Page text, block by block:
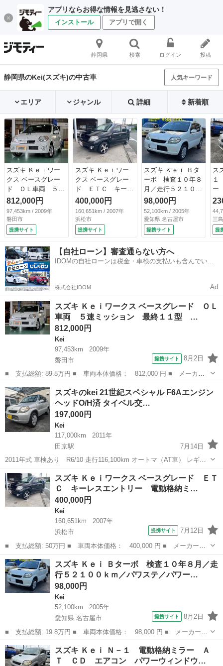
アプリならお得な情報を見逃さない！
インストール アプリで開く
静岡県 検索 ログイン 投稿
静岡県のKei(スズキ)の中古車 人気キーワード
エリア ジャンル 詳細 新着順
スズキ Ｋｅｉワー
クス ベースグレー
ド ＯＬ車両 ５速
ミッション 最終１
１型 Ｋ６Ａ 純正
ＲＥＣＡＲＯシー
ト 純正ヘリカルＬ
ＳＤ 社外マフラ
ー ドライブレコー
ダー 屋内展示車両
（検10.4）
812,000円
97,453km / 2009年
磐田市
提携サイト
スズキ Ｋｅｉワー
クス ベースグレー
ド ＥＴＣ キーレ
スエントリー 電動
格納ミラー ＭＴ
ＡＢＳ ＣＤ ＤＶ
Ｄ再生 ＵＳＢ ミ
ュージックプレイヤ
ー接続可 アルミホ
イール 衝突安全ボ
ディ エアコン パ
パワーウィンドウ
400,000円
160,651km / 2007年
浜松市
提携サイト
スズキ Ｋｅｉ Ｂタ
ーボ 検査１０年８
月／走行５２１００
ｋｍ／パワステ／パ
ワーウィンドウ／エ
アコン／ターボ車／
４ＷＤ／タイミング
チェーン車両 （検
10.8）
98,000円
52,100km / 2005年
愛知県 名古屋市
提携サイト
ス
１
ー
ア
ン
バ
バ
三
提
【自社ローン】審査通らない方へ
IDOMの自社ローンは税金・車検の支払いも含んでいる
株式会社IDOM Ad
スズキ Ｋｅｉワークス ベースグレード ＯＬ
車両 ５速ミッション 最終１１型 …
812,000円
Kei
97,453km
2009年
磐田市
提携サイト 8月2日
■ 支払総額: 89.8万円 ■ 車両本体価格： 812,000 円 ■ メーカー
名： スズキ ■ 車種名： Ｋｅｉワークス ■ グレード名： ベー
スグレード ＯＬ車両 ５速ミッション 最終１１型 Ｋ６Ａ 純正
ＲＥＣＡＲＯ...
静岡 磐田市 Kei
スズキのkei 21世紀スペシャル F6Aエンジン
ヘッドO/H済 タイベル交…
197,000円
Kei
117,000km
2011年
田京駅
7月14日
2011年式 車検あり R6/10 走行116,100km オートマ（AT車） レギュ
ラーガソリン ※エンジンヘッドO/H済み。タイミングベルト交換済み
F6Aエンジンは鉄ブロックなので頑丈です。アルミブロックと...
静岡 伊豆の国市
スズキ Ｋｅｉワークス ベースグレード ＥＴ
Ｃ キーレスエントリー 電動格納ミ…
400,000円
Kei
160,651km
2007年
浜松市
提携サイト 7月12日
■ 支払総額: 50万円 ■ 車両本体価格： 400,000 円 ■ メーカー
名： スズキ ■ 車種名： Ｋｅｉワークス ■ グレード名： ベー
スグレード ＥＴＣ キーレスエントリー 電動格納ミラー ＭＴ
ＡＢＳ ＣＤ Ｄ...
静岡 浜松市 Kei
スズキ Ｋｅｉ Ｂターボ 検査１０年８月／走
行５２１００ｋｍ／パワステ／パワー…
98,000円
Kei
52,100km
2005年
愛知県 名古屋市
提携サイト 8月2日
■ 支払総額: 19.8万円 ■ 車両本体価格： 98,000 円 ■ メーカー
名： スズキ ■ 車種名： Ｋｅｉ ■ グレード名： Ｂターボ 検
査１０年８月／走行５２１００ｋｍ／パワステ／パワーウィンドウ／
エアコン／ター...
愛知 名古屋市
スズキ Ｋｅｉ Ｎ－１ 電動格納ミラー Ａ
Ｔ ＣＤ エアコン パワーウィンドウ…